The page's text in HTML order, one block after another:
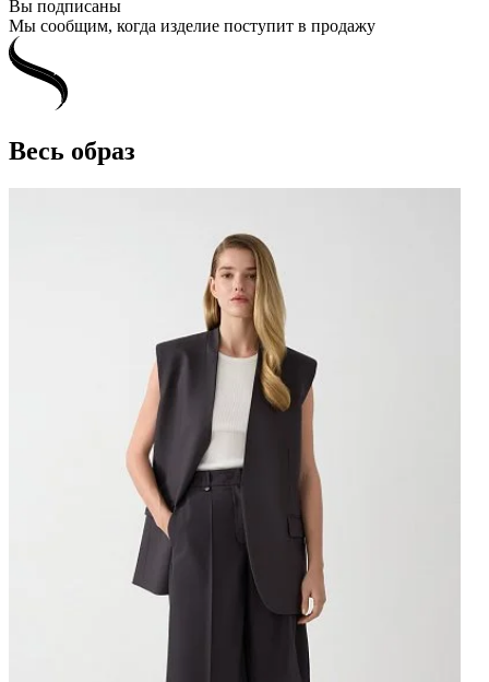
Вы подписаны
Мы сообщим, когда изделие поступит в продажу
Весь образ